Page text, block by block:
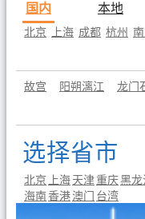
国内 本地
北京 上海 成都 杭州
故宫 阳朔漓江 龙门
选择省市
北京 上海 天津重庆黑龙
海南香港 澳门 台湾